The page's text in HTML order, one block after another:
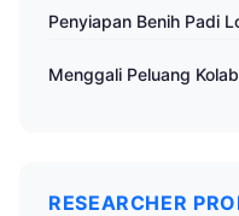
Penyiapan Benih Padi
Menggali Peluang
RESEARCHER